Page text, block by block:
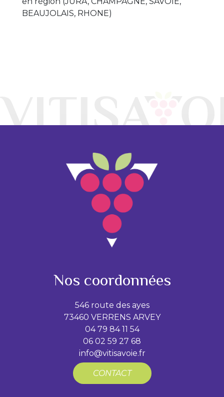
BEAUJOLAIS, RHONE)
Nos coordonnées
546 route des ayes
73460 VERRENS ARVEY
04 79 84 11 54
06 02 59 27 68
info@vitisavoie.fr
CONTACT